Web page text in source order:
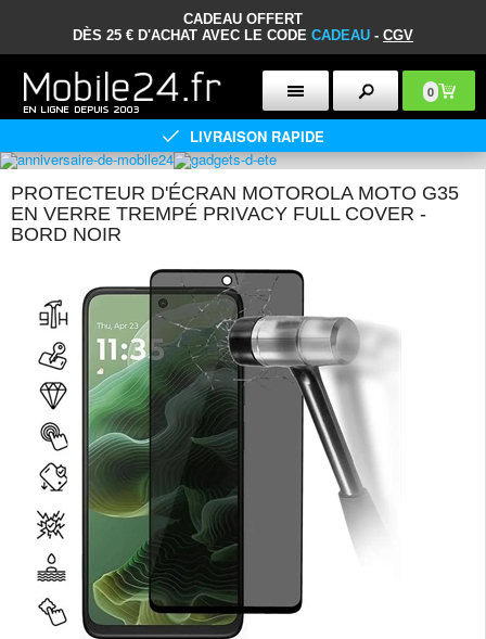
CADEAU OFFERT
DÈS 25 € D'ACHAT AVEC LE CODE CADEAU - CGV
0
LIVRAISON RAPIDE
PROTECTEUR D'ÉCRAN MOTOROLA MOTO G35
EN VERRE TREMPÉ PRIVACY FULL COVER -
BORD NOIR